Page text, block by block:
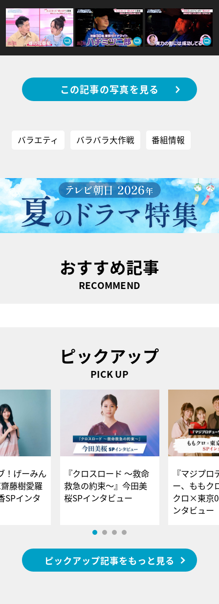
この記事の写真を見る
バラエティ バラバラ大作戦 番組情報
おすすめ記事
RECOMMEND
ピックアップ
PICK UP
！げーみん
藤樹愛羅
SPインタ
『クロスロード ～救命
救急の約束～』今田美
桜SPインタビュー
『マジプロ
ー、ももク
クロ×東京
ンタビュー
ピックアップ記事をもっと見る